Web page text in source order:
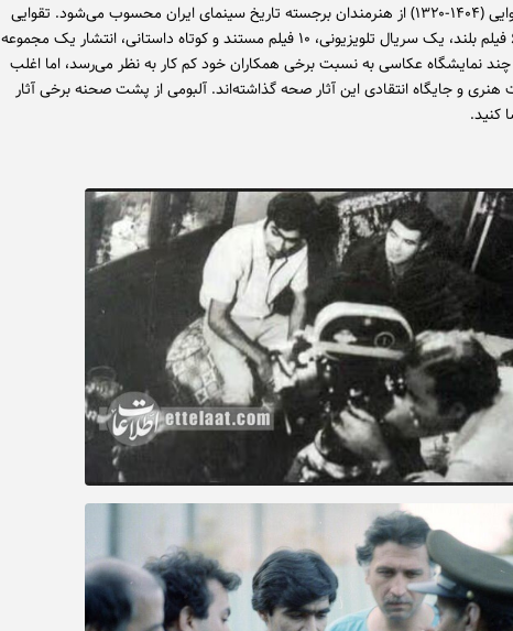
شادروان ناصر تقوایی (۱۴۰۴-۱۳۲۰) از هنرمندان برجسته تاریخ سینمای ایران محسوب می‌شود. تقوایی
اگرچه با ساخت ۶ فیلم بلند، یک سریال تلویزیونی، ۱۰ فیلم مستند و کوتاه داستانی، انتشار یک مجموعه
چند نمایشگاه عکاسی به نسبت برخی همکاران خود کم کار به نظر می‌رسد، اما اغلب
هنری و جایگاه انتقادی این آثار صحه گذاشته‌اند. آلبومی از پشت صحنه برخی آثار
کنید.